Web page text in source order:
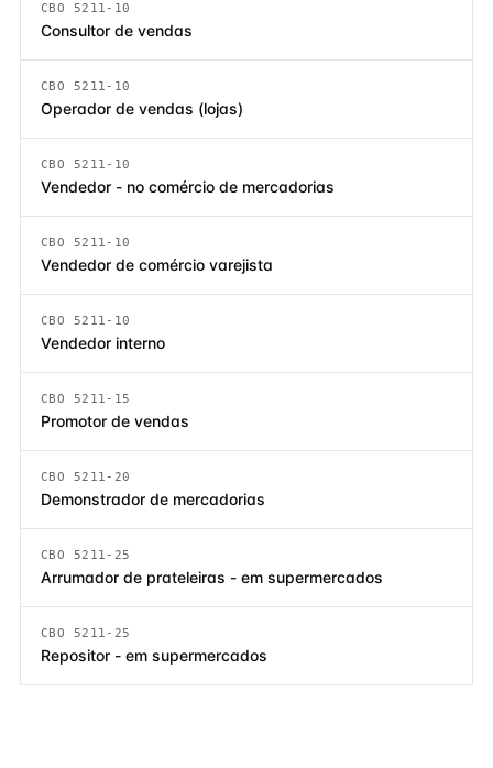
CBO 5211-10
Consultor de vendas
CBO 5211-10
Operador de vendas (lojas)
CBO 5211-10
Vendedor - no comércio de mercadorias
CBO 5211-10
Vendedor de comércio varejista
CBO 5211-10
Vendedor interno
CBO 5211-15
Promotor de vendas
CBO 5211-20
Demonstrador de mercadorias
CBO 5211-25
Arrumador de prateleiras - em supermercados
CBO 5211-25
Repositor - em supermercados